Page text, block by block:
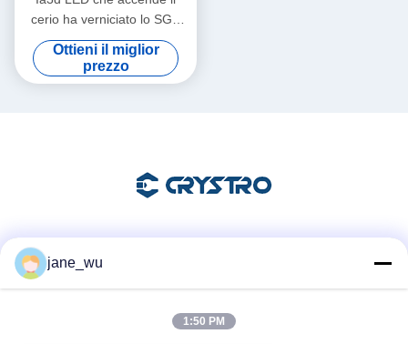
cerio ha verniciato lo SGS
del granato di alluminio di
ittrio
Ottieni il miglior
prezzo
jane_wu
1:50 PM